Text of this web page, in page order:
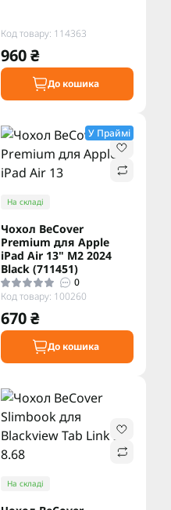
Код товару: 114363
960 ₴
До кошика
У Праймі
На складі
Чохол BeCover
Premium для Apple
iPad Air 13" M2 2024
Black (711451)
0
Код товару: 100260
670 ₴
До кошика
На складі